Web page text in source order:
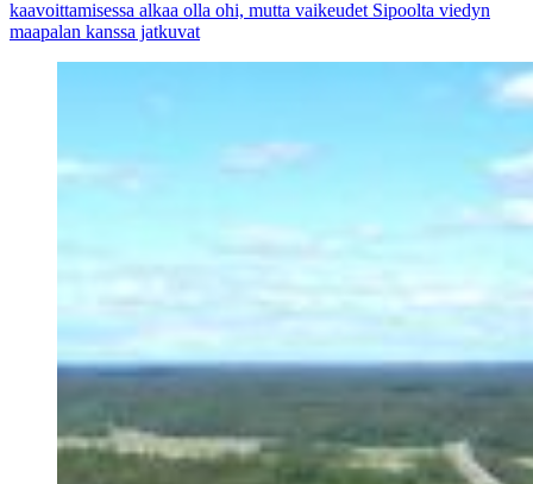
kaavoittamisessa alkaa olla ohi, mutta vaikeudet Sipoolta viedyn
maapalan kanssa jatkuvat